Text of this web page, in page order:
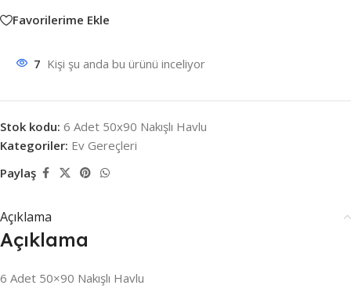
Favorilerime Ekle
7 Kişi şu anda bu ürünü inceliyor
Stok kodu: 6 Adet 50x90 Nakışlı Havlu
Kategoriler: Ev Gereçleri
Paylaş
Açıklama
Açıklama
6 Adet 50×90 Nakışlı Havlu